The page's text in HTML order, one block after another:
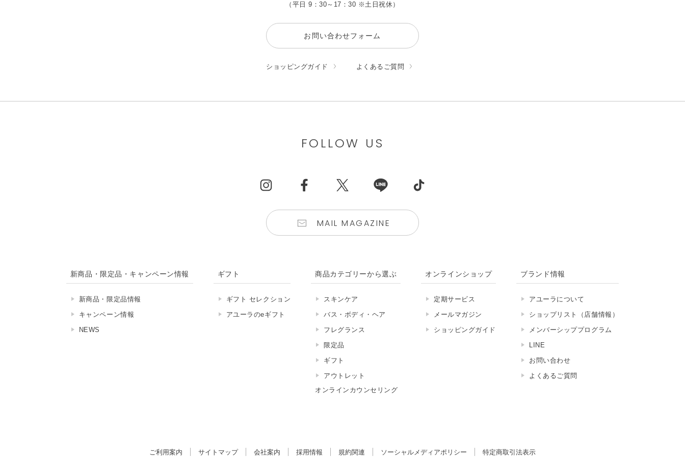
（平日 9：30～17：30 ※土日祝休）
お問い合わせフォーム
ショッピングガイド よくあるご質問
FOLLOW US
MAIL MAGAZINE
新商品・限定品・キャンペーン情報
新商品・限定品情報
キャンペーン情報
NEWS
ギフト
ギフト セレクション
アユーラのeギフト
商品カテゴリーから選ぶ
スキンケア
バス・ボディ・ヘア
フレグランス
限定品
ギフト
アウトレット
オンラインカウンセリング
オンラインショップ
定期サービス
メールマガジン
ショッピングガイド
ブランド情報
アユーラについて
ショップリスト（店舗情報）
メンバーシッププログラム
LINE
お問い合わせ
よくあるご質問
ご利用案内 サイトマップ 会社案内 採用情報 規約関連 ソーシャルメディアポリシー 特定商取引法表示